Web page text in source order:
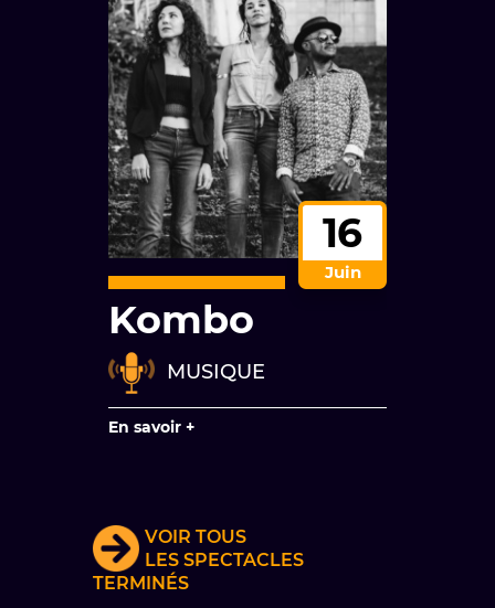
16
Juin
Kombo
MUSIQUE
En savoir +
VOIR TOUS
LES SPECTACLES
TERMINÉS